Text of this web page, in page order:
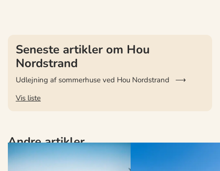
Seneste artikler om Hou
Nordstrand
Udlejning af sommerhuse ved Hou Nordstrand
Vis liste
Andre artikler